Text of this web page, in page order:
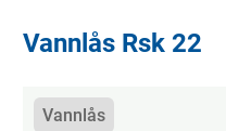
Vannlås Rsk 22
Kategorier
Vannlås